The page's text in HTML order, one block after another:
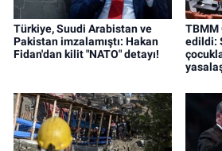
Türkiye, Suudi Arabistan ve
Pakistan imzalamıştı: Hakan
Fidan'dan kilit "NATO" detayı!
TBMM
edildi: